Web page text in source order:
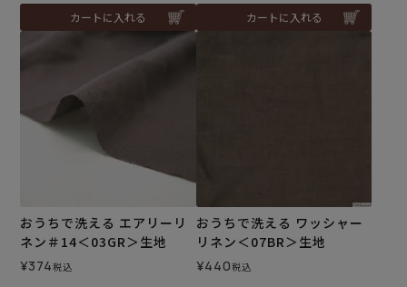
カートに入れる カートに入れる
おうちで洗える エアリーリ
ネン＃14＜03GR＞生地
¥374税込
おうちで洗える ワッシャー
リネン＜07BR＞生地
¥440税込